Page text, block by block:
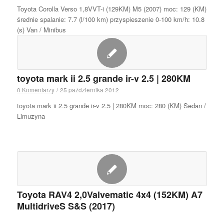
Toyota Corolla Verso 1,8VVT-i (129KM) M5 (2007) moc: 129 (KM)
średnie spalanie: 7.7 (l/100 km) przyspieszenie 0-100 km/h: 10.8
(s) Van / Minibus
toyota mark ii 2.5 grande ir-v 2.5 | 280KM
0 Komentarzy / 25 października 2012
toyota mark ii 2.5 grande ir-v 2.5 | 280KM moc: 280 (KM) Sedan /
Limuzyna
Toyota RAV4 2,0Valvematic 4x4 (152KM) A7
MultidriveS S&S (2017)